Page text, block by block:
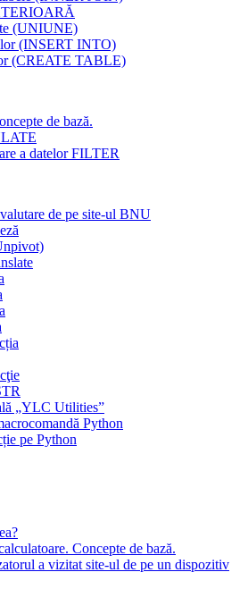
(UNIUNE)
(INSERT INTO)
(CREATE TABLE)
de bază.
a datelor FILTER
de pe site-ul BNU
„YLC Utilities”
Python
pe Python
Concepte de bază.
a vizitat site-ul de pe un dispozitiv